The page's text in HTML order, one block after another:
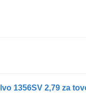
1356SV 2,79 za